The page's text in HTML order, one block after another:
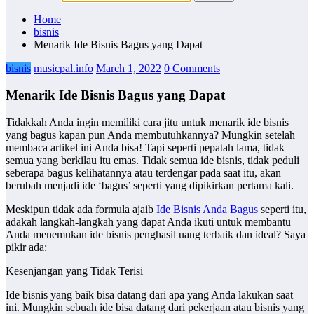
Home
bisnis
Menarik Ide Bisnis Bagus yang Dapat
bisnis musicpal.info March 1, 2022 0 Comments
Menarik Ide Bisnis Bagus yang Dapat
Tidakkah Anda ingin memiliki cara jitu untuk menarik ide bisnis
yang bagus kapan pun Anda membutuhkannya? Mungkin setelah
membaca artikel ini Anda bisa! Tapi seperti pepatah lama, tidak
semua yang berkilau itu emas. Tidak semua ide bisnis, tidak peduli
seberapa bagus kelihatannya atau terdengar pada saat itu, akan
berubah menjadi ide ‘bagus’ seperti yang dipikirkan pertama kali.
Meskipun tidak ada formula ajaib Ide Bisnis Anda Bagus seperti itu,
adakah langkah-langkah yang dapat Anda ikuti untuk membantu
Anda menemukan ide bisnis penghasil uang terbaik dan ideal? Saya
pikir ada:
Kesenjangan yang Tidak Terisi
Ide bisnis yang baik bisa datang dari apa yang Anda lakukan saat
ini. Mungkin sebuah ide bisa datang dari pekerjaan atau bisnis yang